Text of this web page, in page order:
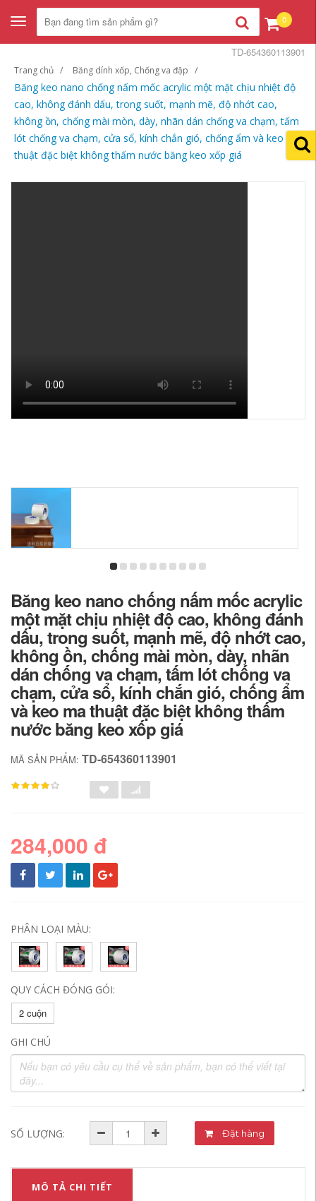
Toggle
navigation
0
Trang chủ Băng dính xốp, Chống va đập
Băng keo nano chống nấm mốc acrylic một mặt chịu nhiệt độ
cao, không đánh dấu, trong suốt, mạnh mẽ, độ nhớt cao,
không ồn, chống mài mòn, dày, nhãn dán chống va chạm, tấm
lót chống va chạm, cửa sổ, kính chắn gió, chống ẩm và keo ma
thuật đặc biệt không thấm nước băng keo xốp giá
TD-654360113901
Băng keo nano chống nấm mốc acrylic
một mặt chịu nhiệt độ cao, không đánh
dấu, trong suốt, mạnh mẽ, độ nhớt cao,
không ồn, chống mài mòn, dày, nhãn
dán chống va chạm, tấm lót chống va
chạm, cửa sổ, kính chắn gió, chống ẩm
và keo ma thuật đặc biệt không thấm
nước băng keo xốp giá
MÃ SẢN PHẨM: TD-654360113901
284,000 đ
PHÂN LOẠI MÀU:
QUY CÁCH ĐÓNG GÓI:
2 cuộn
GHI CHÚ
SỐ LƯỢNG: Đặt hàng
MÔ TẢ CHI TIẾT